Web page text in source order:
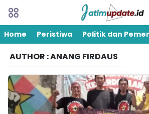
Home Peristiwa Politik dan
AUTHOR : ANANG FIRDAUS